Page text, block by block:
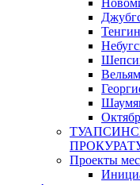
Проекты